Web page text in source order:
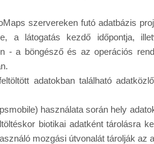
szervereken futó adatbázis
a látogatás kezdő időpontja,
- a böngésző és az operációs
adatokban található
használata során hely
biotikai adatként tárolásra
mozgási útvonalát tárolják az